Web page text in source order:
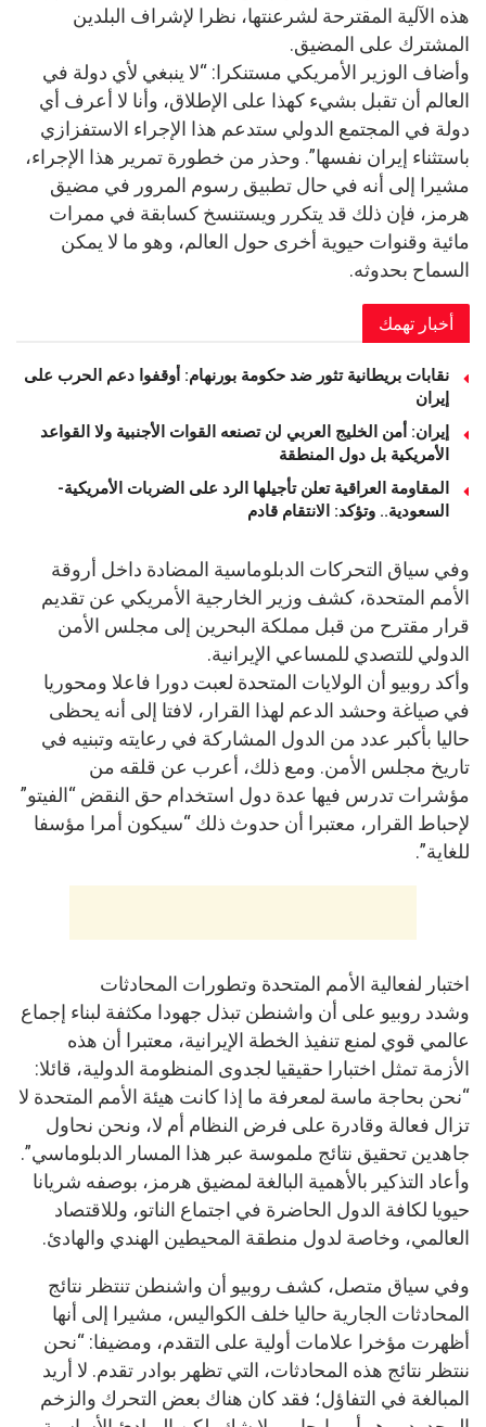
هذه الآلية المقترحة لشرعنتها، نظرا لإشراف البلدين
المشترك على المضيق.
وأضاف الوزير الأمريكي مستنكرا: “لا ينبغي لأي دولة في
العالم أن تقبل بشيء كهذا على الإطلاق، وأنا لا أعرف أي
دولة في المجتمع الدولي ستدعم هذا الإجراء الاستفزازي
باستثناء إيران نفسها”. وحذر من خطورة تمرير هذا الإجراء،
مشيرا إلى أنه في حال تطبيق رسوم المرور في مضيق
هرمز، فإن ذلك قد يتكرر ويستنسخ كسابقة في ممرات
مائية وقنوات حيوية أخرى حول العالم، وهو ما لا يمكن
السماح بحدوثه.
أخبار تهمك
نقابات بريطانية تثور ضد حكومة بورنهام: أوقفوا دعم الحرب على
إيران
إيران: أمن الخليج العربي لن تصنعه القوات الأجنبية ولا القواعد
الأمريكية بل دول المنطقة
المقاومة العراقية تعلن تأجيلها الرد على الضربات الأمريكية-
السعودية.. وتؤكد: الانتقام قادم
وفي سياق التحركات الدبلوماسية المضادة داخل أروقة
الأمم المتحدة، كشف وزير الخارجية الأمريكي عن تقديم
قرار مقترح من قبل مملكة البحرين إلى مجلس الأمن
الدولي للتصدي للمساعي الإيرانية.
وأكد روبيو أن الولايات المتحدة لعبت دورا فاعلا ومحوريا
في صياغة وحشد الدعم لهذا القرار، لافتا إلى أنه يحظى
حاليا بأكبر عدد من الدول المشاركة في رعايته وتبنيه في
تاريخ مجلس الأمن. ومع ذلك، أعرب عن قلقه من
مؤشرات تدرس فيها عدة دول استخدام حق النقض “الفيتو”
لإحباط القرار، معتبرا أن حدوث ذلك “سيكون أمرا مؤسفا
للغاية”.
اختبار لفعالية الأمم المتحدة وتطورات المحادثات
وشدد روبيو على أن واشنطن تبذل جهودا مكثفة لبناء إجماع
عالمي قوي لمنع تنفيذ الخطة الإيرانية، معتبرا أن هذه
الأزمة تمثل اختبارا حقيقيا لجدوى المنظومة الدولية، قائلا:
“نحن بحاجة ماسة لمعرفة ما إذا كانت هيئة الأمم المتحدة لا
تزال فعالة وقادرة على فرض النظام أم لا، ونحن نحاول
جاهدين تحقيق نتائج ملموسة عبر هذا المسار الدبلوماسي”.
وأعاد التذكير بالأهمية البالغة لمضيق هرمز، بوصفه شريانا
حيويا لكافة الدول الحاضرة في اجتماع الناتو، وللاقتصاد
العالمي، وخاصة لدول منطقة المحيطين الهندي والهادئ.
وفي سياق متصل، كشف روبيو أن واشنطن تنتظر نتائج
المحادثات الجارية حاليا خلف الكواليس، مشيرا إلى أنها
أظهرت مؤخرا علامات أولية على التقدم، ومضيفا: “نحن
ننتظر نتائج هذه المحادثات، التي تظهر بوادر تقدم. لا أريد
المبالغة في التفاؤل؛ فقد كان هناك بعض التحرك والزخم